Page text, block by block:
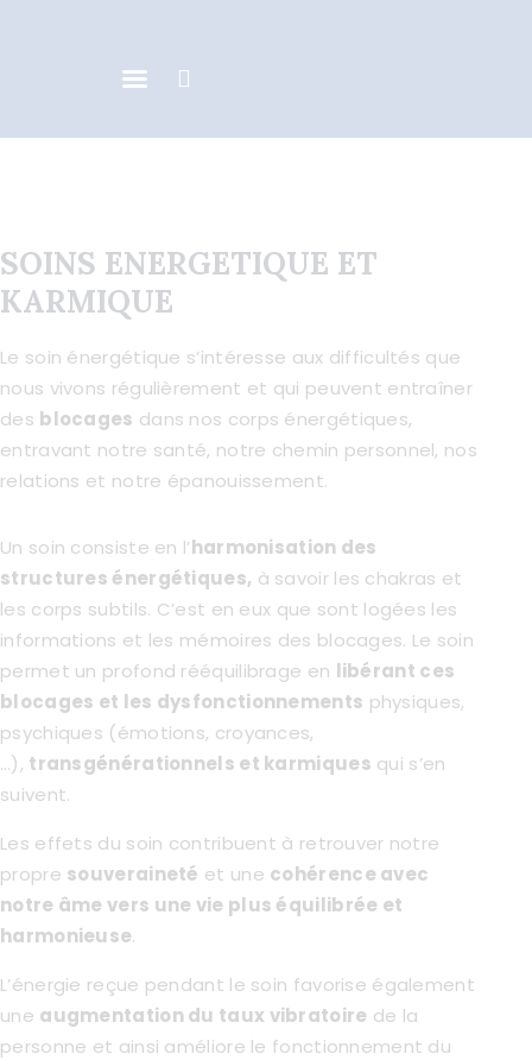
ACCOMPAGNEMENT
INDIVIDUEL
ACTIVITÉS DE GROUPE
CONTACT
AGENDA & NEWS
SOINS ENERGETIQUE ET
KARMIQUE
Le soin énergétique s’intéresse aux difficultés que
nous vivons régulièrement et qui peuvent entraîner
des blocages dans nos corps énergétiques,
entravant notre santé, notre chemin personnel, nos
relations et notre épanouissement.
Un soin consiste en l’harmonisation des
structures énergétiques, à savoir les chakras et
les corps subtils. C’est en eux que sont logées les
informations et les mémoires des blocages. Le soin
permet un profond rééquilibrage en libérant ces
blocages et les dysfonctionnements physiques,
psychiques (émotions, croyances,
…), transgénérationnels et karmiques qui s’en
suivent.
Les effets du soin contribuent à retrouver notre
propre souveraineté et une cohérence avec
notre âme vers une vie plus équilibrée et
harmonieuse.
L’énergie reçue pendant le soin favorise également
une augmentation du taux vibratoire de la
personne et ainsi améliore le fonctionnement du